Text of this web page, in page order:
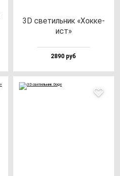
3D све­тиль­ник «Хок­ке­
ист»
2890 руб